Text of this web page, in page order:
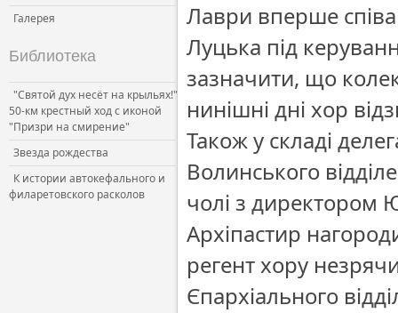
Галерея
Библиотека
"Святой дух несёт на крыльях!"
50-км крестный ход с иконой
"Призри на смирение"
Звезда рождества
К истории автокефального и
филаретовского расколов
Лаври вперше
Луцька під
зазначити, що
нинішні дні хор
Також у складі
Волинського
чолі з директором
Архіпастир
регент хору
Єпархіального